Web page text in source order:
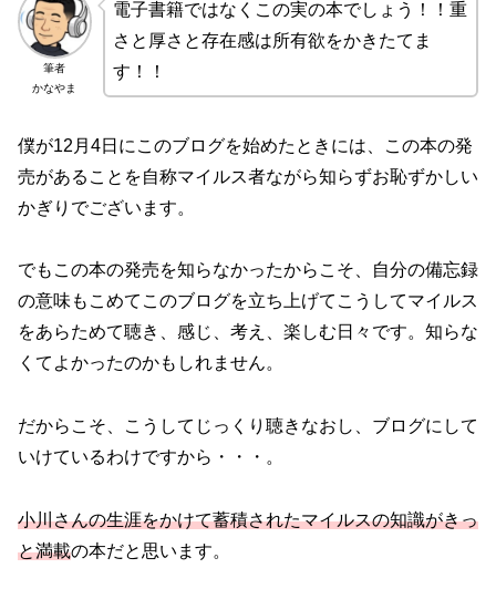
筆者
かなやま
電子書籍ではなくこの実の本でしょう！！重
さと厚さと存在感は所有欲をかきたてま
す！！
僕が12月4日にこのブログを始めたときには、この本の発
売があることを自称マイルス者ながら知らずお恥ずかしい
かぎりでございます。
でもこの本の発売を知らなかったからこそ、自分の備忘録
の意味もこめてこのブログを立ち上げてこうしてマイルス
をあらためて聴き、感じ、考え、楽しむ日々です。知らな
くてよかったのかもしれません。
だからこそ、こうしてじっくり聴きなおし、ブログにして
いけているわけですから・・・。
小川さんの生涯をかけて蓄積されたマイルスの知識がきっ
と満載の本だと思います。